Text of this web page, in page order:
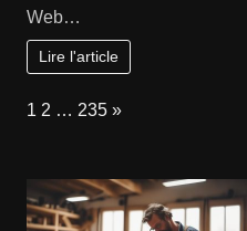
Web…
Lire l'article
Page:
1 2 … 235 Next
»